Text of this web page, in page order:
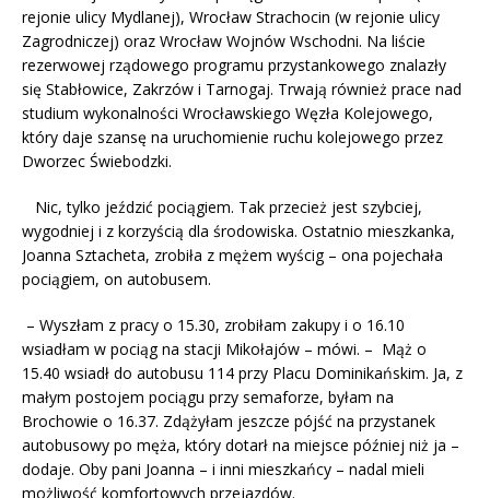
rejonie ulicy Mydlanej), Wrocław Strachocin (w rejonie ulicy
Zagrodniczej) oraz Wrocław Wojnów Wschodni. Na liście
rezerwowej rządowego programu przystankowego znalazły
się Stabłowice, Zakrzów i Tarnogaj. Trwają również prace nad
studium wykonalności Wrocławskiego Węzła Kolejowego,
który daje szansę na uruchomienie ruchu kolejowego przez
Dworzec Świebodzki.
Nic, tylko jeździć pociągiem. Tak przecież jest szybciej,
wygodniej i z korzyścią dla środowiska. Ostatnio mieszkanka,
Joanna Sztacheta, zrobiła z mężem wyścig – ona pojechała
pociągiem, on autobusem.
– Wyszłam z pracy o 15.30, zrobiłam zakupy i o 16.10
wsiadłam w pociąg na stacji Mikołajów – mówi. – Mąż o
15.40 wsiadł do autobusu 114 przy Placu Dominikańskim. Ja, z
małym postojem pociągu przy semaforze, byłam na
Brochowie o 16.37. Zdążyłam jeszcze pójść na przystanek
autobusowy po męża, który dotarł na miejsce później niż ja –
dodaje. Oby pani Joanna – i inni mieszkańcy – nadal mieli
możliwość komfortowych przejazdów.